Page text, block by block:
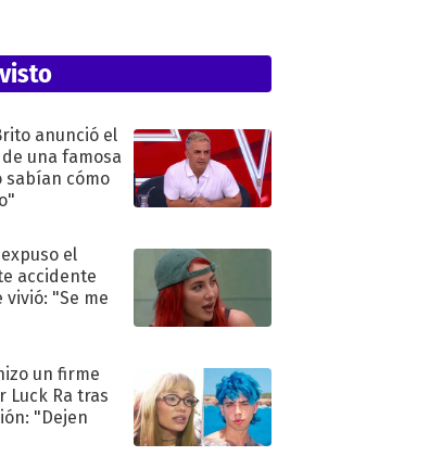
anunció el
una famosa
sabían cómo
el
accidente
vivió: "Se me
un firme
Luck Ra tras
"Dejen